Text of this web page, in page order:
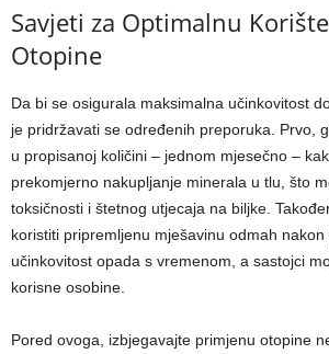
Savjeti za Optimalnu
Otopine
Da bi se osigurala maksimalna učinkovitost
je pridržavati se određenih preporuka. Prvo,
u propisanoj količini – jednom mjesečno –
prekomjerno nakupljanje minerala u tlu, što
toksičnosti i štetnog utjecaja na biljke.
koristiti pripremljenu mješavinu odmah
učinkovitost opada s vremenom, a sastojci
korisne osobine.
Pored ovoga, izbjegavajte primjenu otopine